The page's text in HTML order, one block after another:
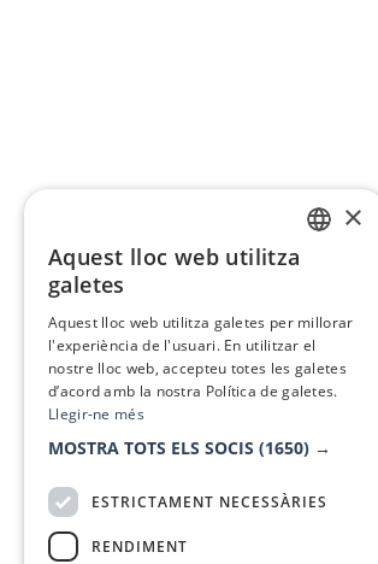
×
Aquest lloc web utilitza
galetes
Aquest lloc web utilitza galetes per millorar
l'experiència de l'usuari. En utilitzar el
nostre lloc web, accepteu totes les galetes
d’acord amb la nostra Política de galetes.
Llegir-ne més
MOSTRA TOTS ELS SOCIS (1650) →
ESTRICTAMENT NECESSÀRIES
RENDIMENT